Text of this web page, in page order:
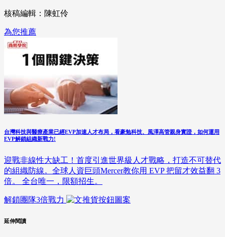
核稿編輯：陳虹伶
為您推薦
台灣科技與醫療產業已經EVP加速人才布局，看豪勉科技、風澤高管親身實證，如何運用
EVP解鎖組織新戰力!
迎戰非線性大缺工！首度引進世界級人才戰略，打造不可替代
的組織防線。全球人資巨頭Mercer教你用 EVP 把留才效益翻 3
倍。 全台唯一，限額招生。
解鎖團隊3倍戰力
延伸閱讀